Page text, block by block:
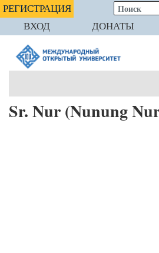
РЕГИСТРАЦИЯ
ВХОД
ДОНАТЫ
Sr. Nur (Nunung